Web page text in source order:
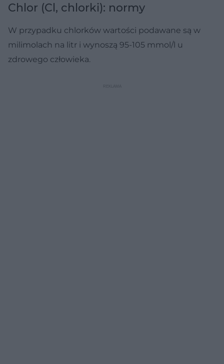
Chlor (Cl, chlorki): normy
W przypadku chlorków wartości podawane są w
milimolach na litr i wynoszą 95-105 mmol/l u
zdrowego człowieka.